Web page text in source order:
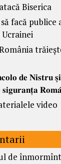
Biserica
facă publice
𝐝𝐞 𝐍𝐢𝐬𝐭𝐫𝐮
𝐬𝐢𝐠𝐮𝐫𝐚𝐧𝐭̦𝐚
video
de